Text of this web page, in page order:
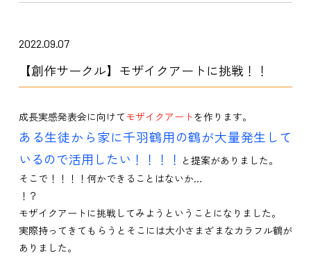
2022.09.07
【創作サークル】モザイクアートに挑戦！！
成長実感発表会に向けてモザイクアートを作ります。
ある生徒から家に千羽鶴用の鶴が大量発生して
いるので活用したい！！！！ と提案がありました。
そこで！！！！何かできることはないか…
！？
モザイクアートに挑戦してみようということになりました。
実際持ってきてもらうとそこには大小さまざまなカラフル鶴が
ありました。